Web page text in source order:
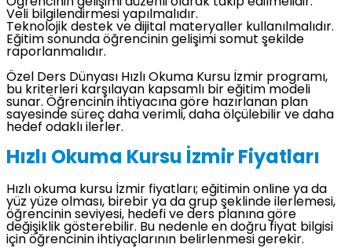
Veli bilgilendirmesi yapılmalıdır.
Teknolojik destek ve dijital materyaller kullanılmalıdır.
Eğitim sonunda öğrencinin gelişimi somut şekilde
raporlanmalıdır.
Özel Ders Dünyası Hızlı Okuma Kursu İzmir programı,
bu kriterleri karşılayan kapsamlı bir eğitim modeli
sunar. Öğrencinin ihtiyacına göre hazırlanan plan
sayesinde süreç daha verimli, daha ölçülebilir ve daha
hedef odaklı ilerler.
Hızlı Okuma Kursu İzmir Fiyatları
Hızlı okuma kursu İzmir fiyatları; eğitimin online ya da
yüz yüze olması, birebir ya da grup şeklinde ilerlemesi,
öğrencinin seviyesi, hedefi ve ders planına göre
değişiklik gösterebilir. Bu nedenle en doğru fiyat bilgisi
için öğrencinin ihtiyaçlarının belirlenmesi gerekir.